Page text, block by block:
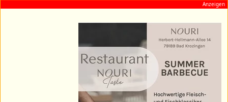
Anzeigen